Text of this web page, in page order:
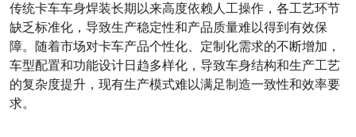
传统卡车车身焊装长期以来高度依赖人工操作，各工艺环节
缺乏标准化，导致生产稳定性和产品质量难以得到有效保
障。随着市场对卡车产品个性化、定制化需求的不断增加，
车型配置和功能设计日趋多样化，导致车身结构和生产工艺
的复杂度提升，现有生产模式难以满足制造一致性和效率要
求。